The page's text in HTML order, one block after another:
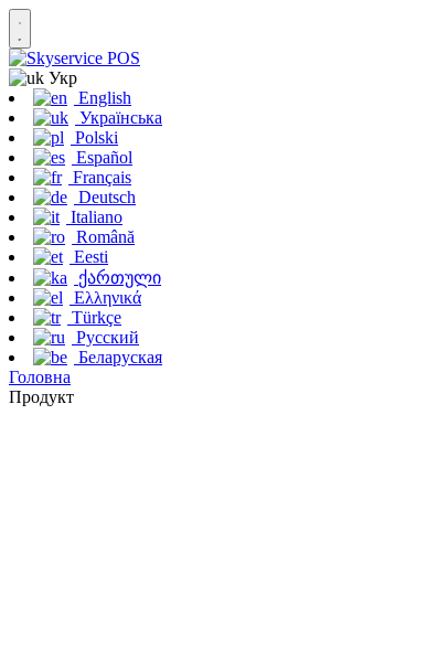
Укр
English
Українська
Polski
Español
Français
Deutsch
Italiano
Română
Eesti
ქართული
Ελληνικά
Türkçe
Русский
Беларуская
Головна
Продукт